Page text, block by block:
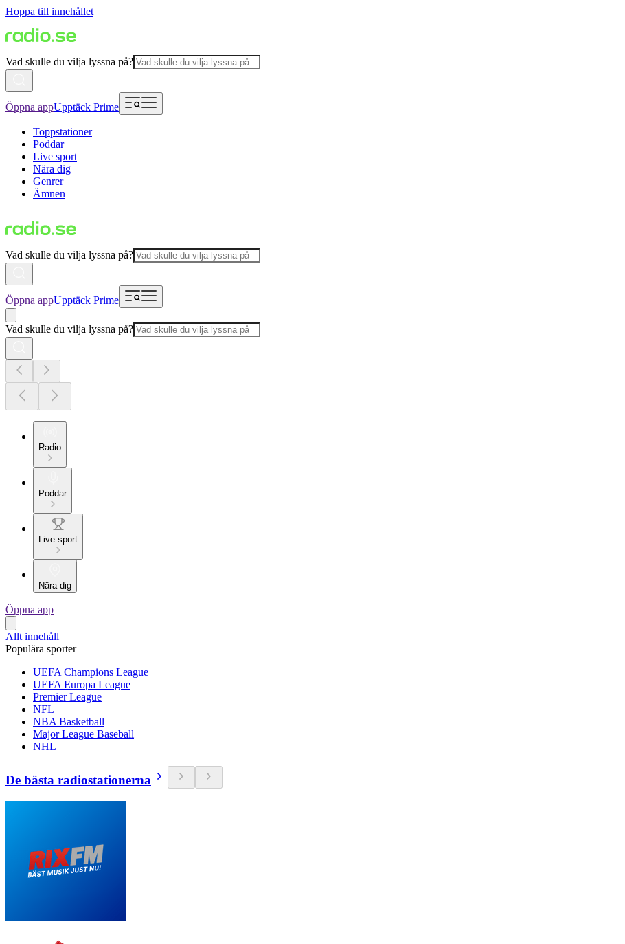
Hoppa till innehållet
Vad skulle du vilja lyssna på?
Öppna appUpptäck Prime
Toppstationer
Poddar
Live sport
Nära dig
Genrer
Ämnen
Vad skulle du vilja lyssna på?
Öppna appUpptäck Prime
Vad skulle du vilja lyssna på?
Radio
Poddar
Live sport
Nära dig
Öppna app
Allt innehåll
Populära sporter
UEFA Champions League
UEFA Europa League
Premier League
NFL
NBA Basketball
Major League Baseball
NHL
De bästa radiostationerna